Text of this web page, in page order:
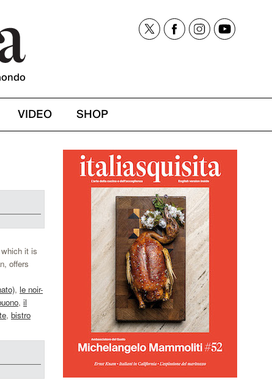
VIDEO SHOP
it is
offers
, le noir-
, il
, bistro